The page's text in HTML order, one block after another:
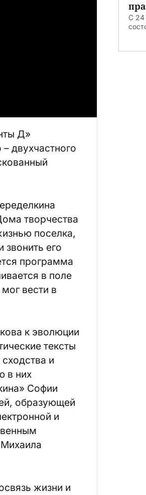
Д»
двухчастного
творчества
поселка,
его
программа
в поле
вести в
к эволюции
тексты
и
в них
Софии
образующей
и
жизни и
С 24